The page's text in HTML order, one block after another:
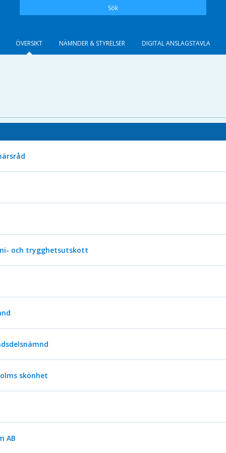
Sök
ÖVERSIKT NÄMNDER & STYRELSER DIGITAL ANSLAGSTAVLA
och trygghetsutskott
skönhet
AB